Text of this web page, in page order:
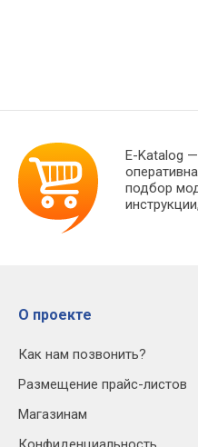
E-Katalog
подбор
О проекте
Как нам позвонить?
Размещение прайс-листов
Магазинам